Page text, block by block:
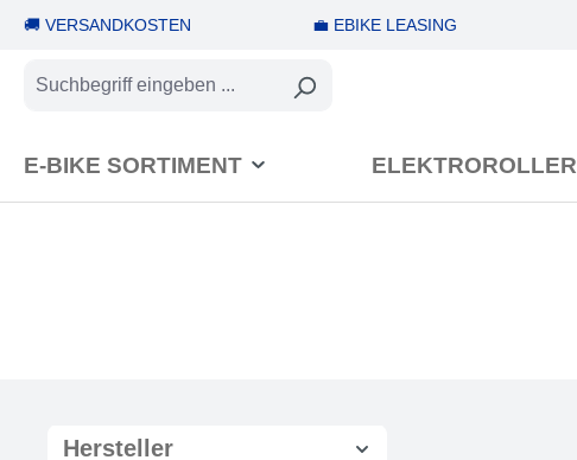
Zur Hauptnavigation springen
🚚 VERSANDKOSTEN 💼 EBIKE LEASING
E-BIKE SORTIMENT ELEKTROROLLER
Hersteller